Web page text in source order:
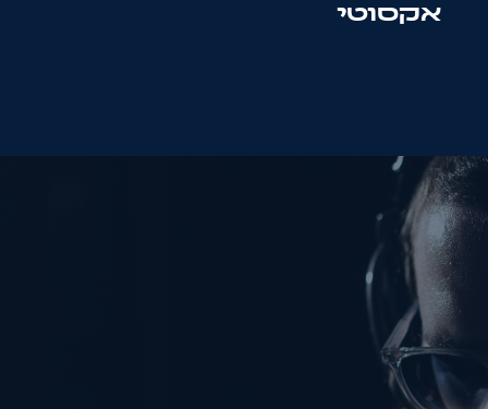
אקסוטי
סולטון + מוטיף
מייל: